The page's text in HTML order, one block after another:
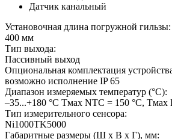
Датчик канальный
Установочная длина погружной гильзы:
400 мм
Тип выхода:
Пассивный выход
Опциональная комплектация
возможно исполнение IP 65
Диапазон измеряемых температур (°С):
–35...+180 °C Tмax NTC = 150 °C,
Тип измерительного сенсора:
Ni1000TK5000
Габаритные размеры (Ш х В х Г), мм: